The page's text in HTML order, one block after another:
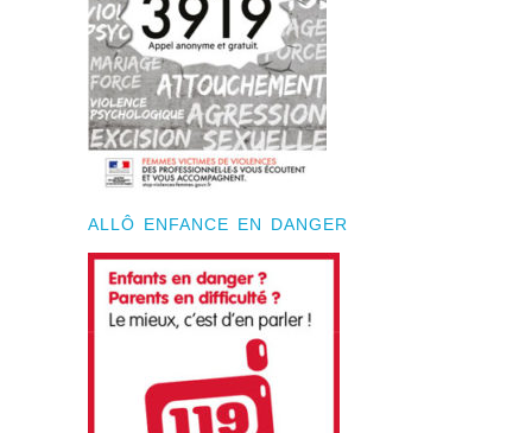
ALLÔ ENFANCE EN DANGER